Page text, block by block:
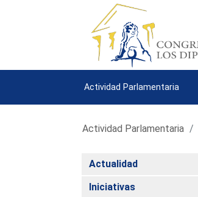
Actividad Parlamentaria
Actividad Parlamentaria
Actualidad
Iniciativas